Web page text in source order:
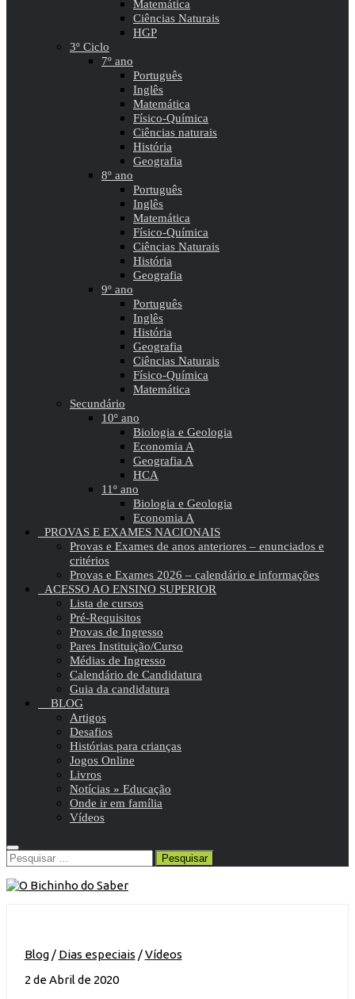
Matemática
Ciências Naturais
HGP
3º Ciclo
7º ano
Português
Inglês
Matemática
Físico-Química
Ciências naturais
História
Geografia
8º ano
Português
Inglês
Matemática
Físico-Química
Ciências Naturais
História
Geografia
9º ano
Português
Inglês
História
Geografia
Ciências Naturais
Físico-Química
Matemática
Secundário
10º ano
Biologia e Geologia
Economia A
Geografia A
HCA
11º ano
Biologia e Geologia
Economia A
PROVAS E EXAMES NACIONAIS
Provas e Exames de anos anteriores – enunciados e
critérios
Provas e Exames 2026 – calendário e informações
ACESSO AO ENSINO SUPERIOR
Lista de cursos
Pré-Requisitos
Provas de Ingresso
Pares Instituição/Curso
Médias de Ingresso
Calendário de Candidatura
Guia da candidatura
BLOG
Artigos
Desafios
Histórias para crianças
Jogos Online
Livros
Notícias » Educação
Onde ir em família
Vídeos
Pesquisar
por:
Blog/ Dias especiais /Vídeos
2 de Abril de 2020